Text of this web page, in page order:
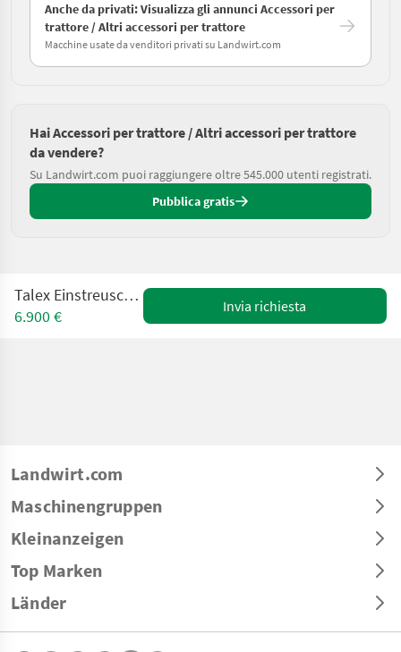
Anche da privati: Visualizza gli annunci Accessori per
trattore / Altri accessori per trattore
Macchine usate da venditori privati su Landwirt.com
Hai Accessori per trattore / Altri accessori per trattore
da vendere?
Su Landwirt.com puoi raggiungere oltre 545.000 utenti registrati.
Pubblica gratis
Talex Einstreuschaufel 1,5 mtr
6.900 €
Invia richiesta
Landwirt.com
Maschinengruppen
Kleinanzeigen
Top Marken
Länder